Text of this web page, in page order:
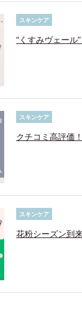
スキンケア
“くすみヴェール
スキンケア
クチコミ高評価
スキンケア
花粉シーズン到